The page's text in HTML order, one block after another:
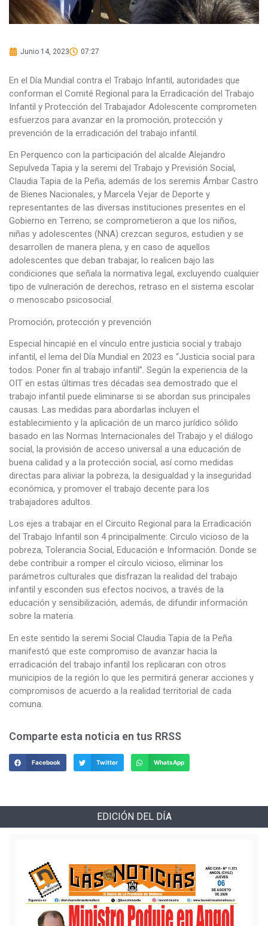
Junio 14, 2023 07:27
En el Día Mundial contra el Trabajo Infantil, autoridades que
conforman el Comité Regional para la Erradicación del Trabajo
Infantil y Protección del Trabajador Adolescente comprometen
esfuerzos para avanzar en la promoción, protección y
prevención de la erradicación del trabajo infantil.
En Perquenco con la participación del alcalde Alejandro
Sepulveda Tapia y la seremi del Trabajo y Previsión Social,
Claudia Tapia de la Peña, además de los seremis Ámbar Castro
de Bienes Nacionales, y Marcela Vejar de Deporte y
representantes de las diversas instituciones presentes en el
Gobierno en Terreno; se comprometieron a que los niños,
niñas y adolescentes (NNA) crezcan seguros, estudien y se
desarrollen de manera plena, y en caso de aquellos
adolescentes que deban trabajar, lo realicen bajo las
condiciones que señala la normativa legal, excluyendo cualquier
tipo de vulneración de derechos, retraso en el sistema escolar
o menoscabo psicosocial.
Promoción, protección y prevención
Especial hincapié en el vínculo entre justicia social y trabajo
infantil, el lema del Día Mundial en 2023 es “Justicia social para
todos. Poner fin al trabajo infantil”. Según la experiencia de la
OIT en estas últimas tres décadas sea demostrado que el
trabajo infantil puede eliminarse si se abordan sus principales
causas. Las medidas para abordarlas incluyen el
establecimiento y la aplicación de un marco jurídico sólido
basado en las Normas Internacionales del Trabajo y el diálogo
social, la provisión de acceso universal a una educación de
buena calidad y a la protección social, así como medidas
directas para aliviar la pobreza, la desigualdad y la inseguridad
económica, y promover el trabajo decente para los
trabajadores adultos.
Los ejes a trabajar en el Circuito Regional para la Erradicación
del Trabajo Infantil son 4 principalmente: Circulo vicioso de la
pobreza, Tolerancia Social, Educación e Información. Donde se
debe contribuir a romper el círculo vicioso, eliminar los
parámetros culturales que disfrazan la realidad del trabajo
infantil y esconden sus efectos nocivos, a través de la
educación y sensibilización, además, de difundir información
sobre la materia.
En este sentido la seremi Social Claudia Tapia de la Peña
manifestó que este compromiso de avanzar hacia la
erradicación del trabajo infantil los replicaran con otros
municipios de la región lo que les permitirá generar acciones y
compromisos de acuerdo a la realidad territorial de cada
comuna.
Comparte esta noticia en tus RRSS
Facebook Twitter WhatsApp
EDICIÓN DEL DÍA